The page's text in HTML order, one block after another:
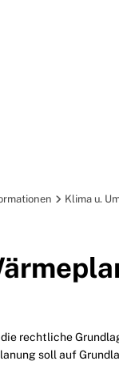
Klima u.
rechtliche
soll auf